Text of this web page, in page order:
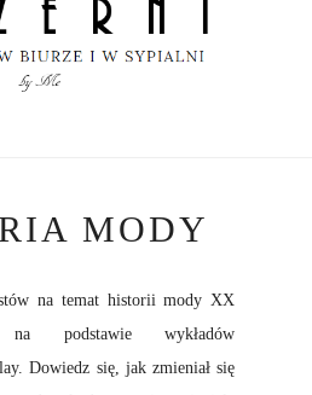
MODY
na temat historii mody XX
podstawie wykładów
Dowiedz się, jak zmieniał się